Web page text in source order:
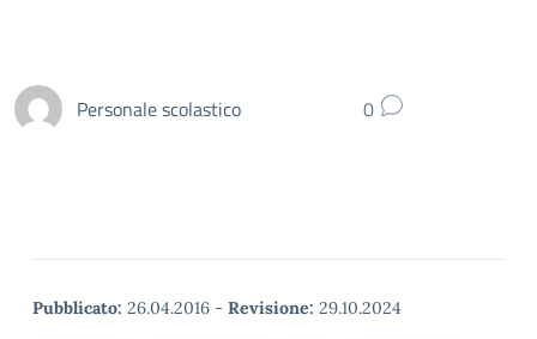
Personale scolastico 0
Pubblicato: 26.04.2016 - Revisione: 29.10.2024